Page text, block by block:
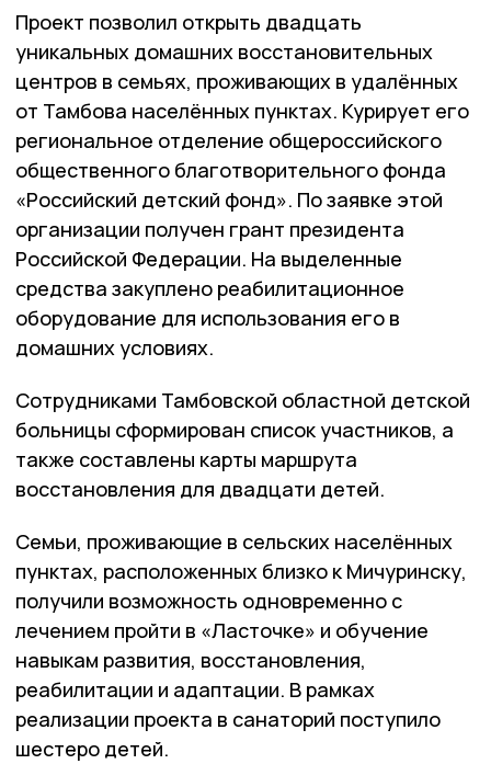
Проект позволил открыть двадцать
уникальных домашних восстановительных
центров в семьях, проживающих в удалённых
от Тамбова населённых пунктах. Курирует его
региональное отделение общероссийского
общественного благотворительного фонда
«Российский детский фонд». По заявке этой
организации получен грант президента
Российской Федерации. На выделенные
средства закуплено реабилитационное
оборудование для использования его в
домашних условиях.
Сотрудниками Тамбовской областной детской
больницы сформирован список участников, а
также составлены карты маршрута
восстановления для двадцати детей.
Семьи, проживающие в сельских населённых
пунктах, расположенных близко к Мичуринску,
получили возможность одновременно с
лечением пройти в «Ласточке» и обучение
навыкам развития, восстановления,
реабилитации и адаптации. В рамках
реализации проекта в санаторий поступило
шестеро детей.